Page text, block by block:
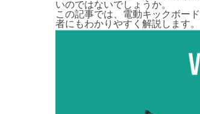
いのではないでしょうか。
この記事では、電動キックボー
者にもわかりやすく解説します。